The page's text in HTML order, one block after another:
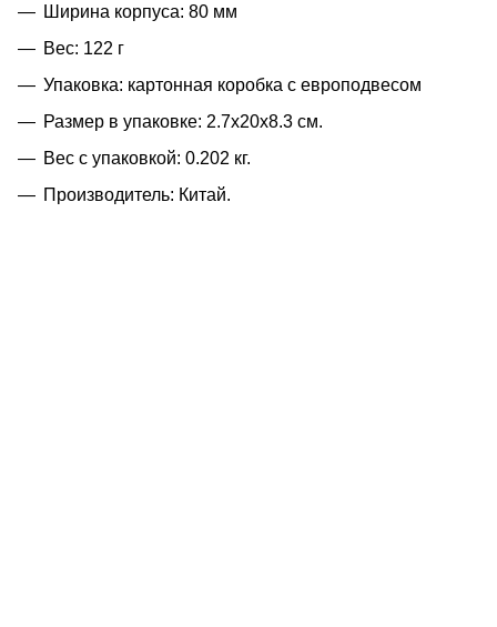
Ширина корпуса: 80 мм
Вес: 122 г
Упаковка: картонная коробка с европодвесом
Размер в упаковке: 2.7x20x8.3 см.
Вес с упаковкой: 0.202 кг.
Производитель: Китай.